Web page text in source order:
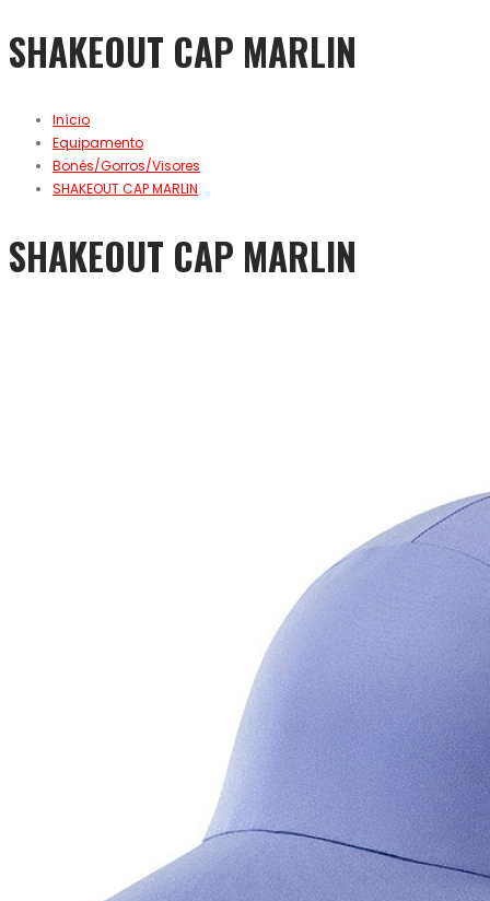
SHAKEOUT CAP MARLIN
Início
Equipamento
Bonés/Gorros/Visores
SHAKEOUT CAP MARLIN
SHAKEOUT CAP MARLIN